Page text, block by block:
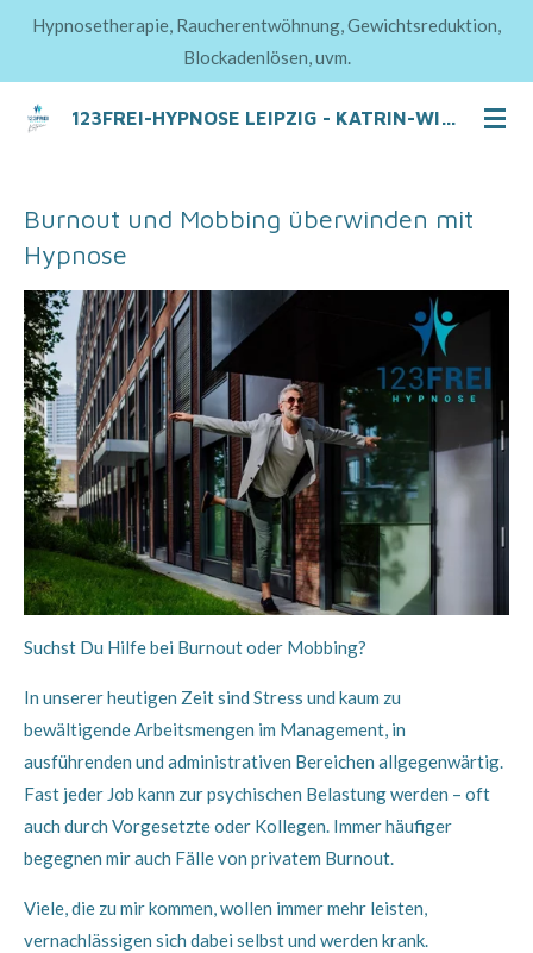
Zum
123FREI-HYPNOSE LEIPZIG - KATRIN-WINKELMANN
Hypnosetherapie, Raucherentwöhnung, Gewichtsreduktion,
Blockadenlösen, uvm.
Burnout und Mobbing überwinden mit
Hypnose
Suchst Du Hilfe bei Burnout oder Mobbing?
In unserer heutigen Zeit sind Stress und kaum zu
bewältigende Arbeitsmengen im Management, in
ausführenden und administrativen Bereichen allgegenwärtig.
Fast jeder Job kann zur psychischen Belastung werden – oft
auch durch Vorgesetzte oder Kollegen. Immer häufiger
begegnen mir auch Fälle von privatem Burnout.
Viele, die zu mir kommen, wollen immer mehr leisten,
vernachlässigen sich dabei selbst und werden krank.